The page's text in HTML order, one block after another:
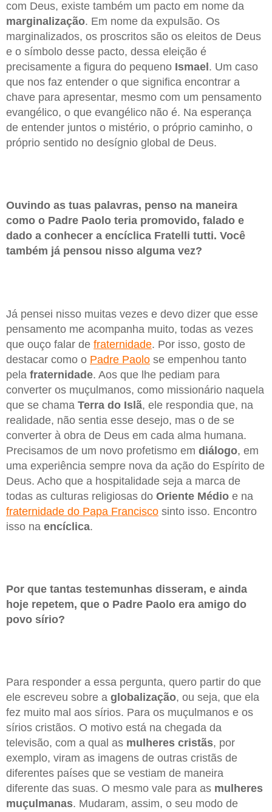
com Deus, existe também um pacto em nome da
marginalização. Em nome da expulsão. Os
marginalizados, os proscritos são os eleitos de Deus
e o símbolo desse pacto, dessa eleição é
precisamente a figura do pequeno Ismael. Um caso
que nos faz entender o que significa encontrar a
chave para apresentar, mesmo com um pensamento
evangélico, o que evangélico não é. Na esperança
de entender juntos o mistério, o próprio caminho, o
próprio sentido no desígnio global de Deus.
Ouvindo as tuas palavras, penso na maneira
como o Padre Paolo teria promovido, falado e
dado a conhecer a encíclica Fratelli tutti. Você
também já pensou nisso alguma vez?
Já pensei nisso muitas vezes e devo dizer que esse
pensamento me acompanha muito, todas as vezes
que ouço falar de fraternidade. Por isso, gosto de
destacar como o Padre Paolo se empenhou tanto
pela fraternidade. Aos que lhe pediam para
converter os muçulmanos, como missionário naquela
que se chama Terra do Islã, ele respondia que, na
realidade, não sentia esse desejo, mas o de se
converter à obra de Deus em cada alma humana.
Precisamos de um novo profetismo em diálogo, em
uma experiência sempre nova da ação do Espírito de
Deus. Acho que a hospitalidade seja a marca de
todas as culturas religiosas do Oriente Médio e na
fraternidade do Papa Francisco sinto isso. Encontro
isso na encíclica.
Por que tantas testemunhas disseram, e ainda
hoje repetem, que o Padre Paolo era amigo do
povo sírio?
Para responder a essa pergunta, quero partir do que
ele escreveu sobre a globalização, ou seja, que ela
fez muito mal aos sírios. Para os muçulmanos e os
sírios cristãos. O motivo está na chegada da
televisão, com a qual as mulheres cristãs, por
exemplo, viram as imagens de outras cristãs de
diferentes países que se vestiam de maneira
diferente das suas. O mesmo vale para as mulheres
muçulmanas. Mudaram, assim, o seu modo de